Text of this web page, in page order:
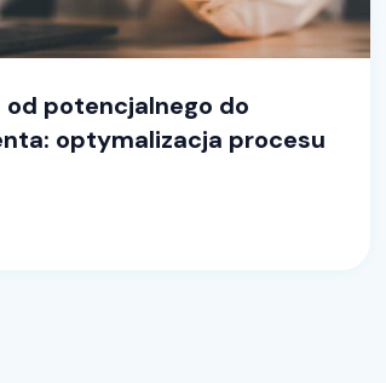
od potencjalnego do
optymalizacja procesu